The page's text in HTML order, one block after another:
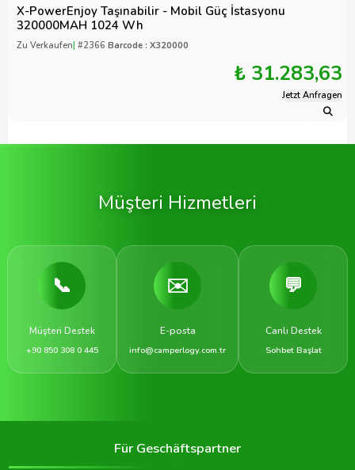
X-PowerEnjoy Taşınabilir - Mobil Güç İstasyonu
320000MAH 1024 Wh
Zu Verkaufen| #2366 Barcode : X320000
₺ 31.283,63
Jetzt Anfragen
Müşteri Hizmetleri
📞
Müşteri Destek
+90 850 308 0 445
✉️
E-posta
info@camperlogy.com.tr
💬
Canlı Destek
Sohbet Başlat
Für Geschäftspartner